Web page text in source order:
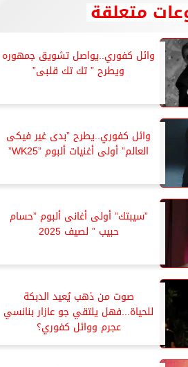
متعلقة
وائل كفوري..يواصل تشويق جمهوره
ويطرح ” تك تك قلبى”
وائل كفوري..يطرح ”بدى غير فيكى
العالم” أولى أغنيات ألبوم ”WK25”
”سيبتك” أولى أغانى ألبوم ”حسام
حبيب ” لصيف 2025
صوت من ذهب يُعيد الدبكة
للحياة...فهل يلتقي جو عازار بنانسي
عجرم ووائل كفوري؟